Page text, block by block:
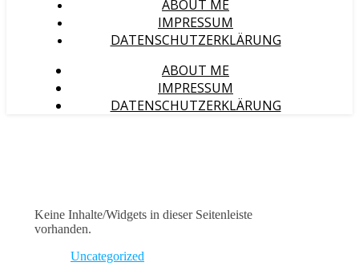
ABOUT ME
IMPRESSUM
DATENSCHUTZERKLÄRUNG
ABOUT ME
IMPRESSUM
DATENSCHUTZERKLÄRUNG
Keine Inhalte/Widgets in dieser Seitenleiste
vorhanden.
Uncategorized